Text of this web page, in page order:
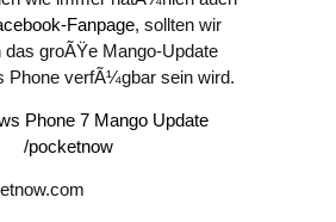
Fanpage, sollten wir
das groÃŸe Mango-Update
Phone verfÃ¼gbar sein wird.